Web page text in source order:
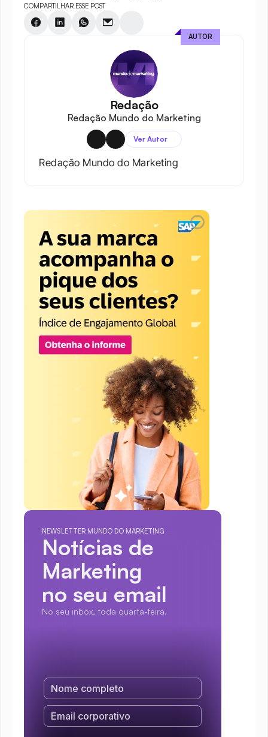
COMPARTILHAR ESSE POST
Redação
Redação Mundo do Marketing
Ver Autor
Redação Mundo do Marketing
AUTOR
NEWSLETTER MUNDO DO MARKETING
Notícias de
Marketing
no seu email
No seu inbox, toda quarta-feira.